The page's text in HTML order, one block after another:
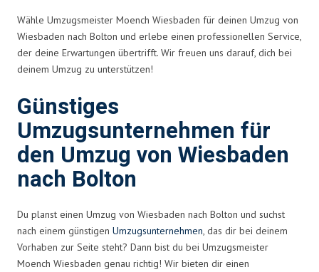
Wähle Umzugsmeister Moench Wiesbaden für deinen Umzug von
Wiesbaden nach Bolton und erlebe einen professionellen Service,
der deine Erwartungen übertrifft. Wir freuen uns darauf, dich bei
deinem Umzug zu unterstützen!
Günstiges
Umzugsunternehmen für
den Umzug von Wiesbaden
nach Bolton
Du planst einen Umzug von Wiesbaden nach Bolton und suchst
nach einem günstigen Umzugsunternehmen, das dir bei deinem
Vorhaben zur Seite steht? Dann bist du bei Umzugsmeister
Moench Wiesbaden genau richtig! Wir bieten dir einen